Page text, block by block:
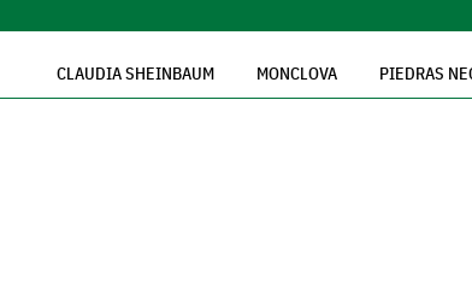
CLAUDIA SHEINBAUM MONCLOVA PIEDRAS